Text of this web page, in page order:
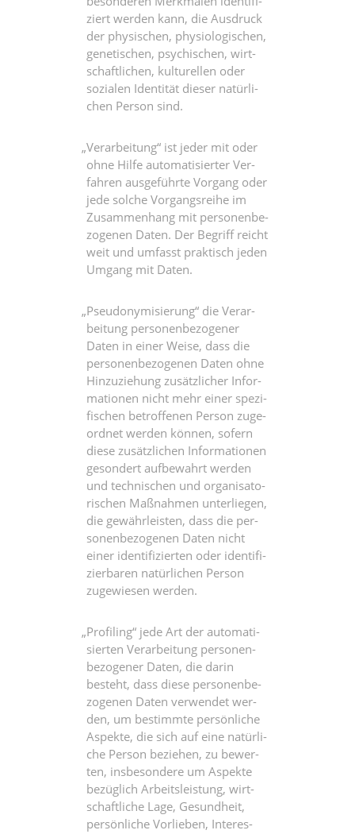
ziert wer­den kann, die Aus­druck
der phy­si­schen, phy­sio­lo­gi­schen,
gene­ti­schen, psy­chi­schen, wirt­
schaft­li­chen, kul­tu­rel­len oder
sozia­len Iden­ti­tät die­ser natür­li­
chen Per­son sind.
„Ver­ar­bei­tung“ ist jeder mit oder
ohne Hil­fe auto­ma­ti­sier­ter Ver­
fah­ren aus­ge­führ­te Vor­gang oder
jede sol­che Vor­gangs­rei­he im
Zusam­men­hang mit per­so­nen­be­
zo­ge­nen Daten. Der Begriff reicht
weit und umfasst prak­tisch jeden
Umgang mit Daten.
„Pseud­ony­mi­sie­rung“ die Ver­ar­
bei­tung per­so­nen­be­zo­ge­ner
Daten in einer Wei­se, dass die
per­so­nen­be­zo­ge­nen Daten ohne
Hin­zu­zie­hung zusätz­li­cher Infor­
ma­tio­nen nicht mehr einer spe­zi­
fi­schen betrof­fe­nen Per­son zuge­
ord­net wer­den kön­nen, sofern
die­se zusätz­li­chen Infor­ma­tio­nen
geson­dert auf­be­wahrt wer­den
und tech­ni­schen und orga­ni­sa­to­
ri­schen Maß­nah­men unter­lie­gen,
die gewähr­leis­ten, dass die per­
so­nen­be­zo­ge­nen Daten nicht
einer iden­ti­fi­zier­ten oder iden­ti­fi­
zier­ba­ren natür­li­chen Per­son
zuge­wie­sen werden.
„Pro­fil­ing“ jede Art der auto­ma­ti­
sier­ten Ver­ar­bei­tung per­so­nen­
be­zo­ge­ner Daten, die dar­in
besteht, dass die­se per­so­nen­be­
zo­ge­nen Daten ver­wen­det wer­
den, um bestimm­te per­sön­li­che
Aspek­te, die sich auf eine natür­li­
che Per­son bezie­hen, zu bewer­
ten, ins­be­son­de­re um Aspek­te
bezüg­lich Arbeits­leis­tung, wirt­
schaft­li­che Lage, Gesund­heit,
per­sön­li­che Vor­lie­ben, Inter­es­